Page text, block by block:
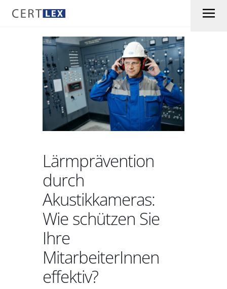
Lärmprävention
durch
Akustikkameras:
Wie schützen Sie
Ihre
MitarbeiterInnen
effektiv?